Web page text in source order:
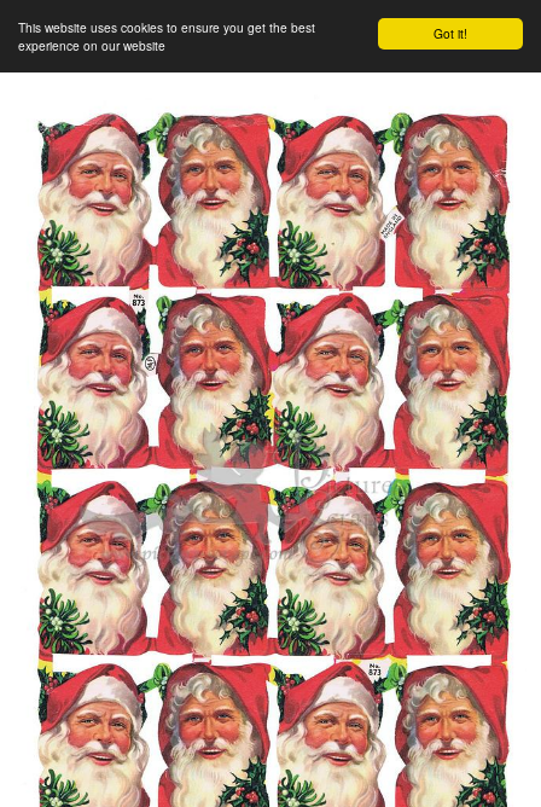
Got it!
This website uses cookies to ensure you get the best
experience on our website